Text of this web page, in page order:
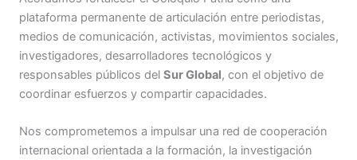
plataforma permanente de articulación entre periodistas,
medios de comunicación, activistas, movimientos sociales,
investigadores, desarrolladores tecnológicos y
responsables públicos del Sur Global, con el objetivo de
coordinar esfuerzos y compartir capacidades.
Nos comprometemos a impulsar una red de cooperación
internacional orientada a la formación, la investigación